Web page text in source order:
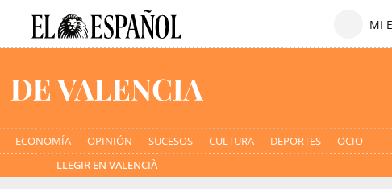
ECONOMÍA OPINIÓN SUCESOS CULTURA DEPORTES
OCIO
LLEGIR EN VALENCIÀ